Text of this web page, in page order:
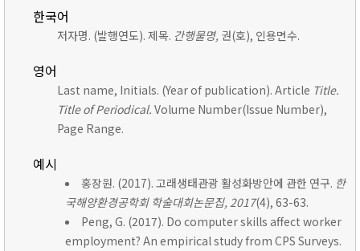
한국어
저자명. (발행연도). 제목. 간행물명, 권(호), 인용면수.
영어
Last name, Initials. (Year of publication). Article Title.
Title of Periodical. Volume Number(Issue Number),
Page Range.
예시
홍장원. (2017). 고래생태관광 활성화방안에 관한 연구. 한
국해양환경공학회 학술대회논문집, 2017(4), 63-63.
Peng, G. (2017). Do computer skills affect worker
employment? An empirical study from CPS Surveys.